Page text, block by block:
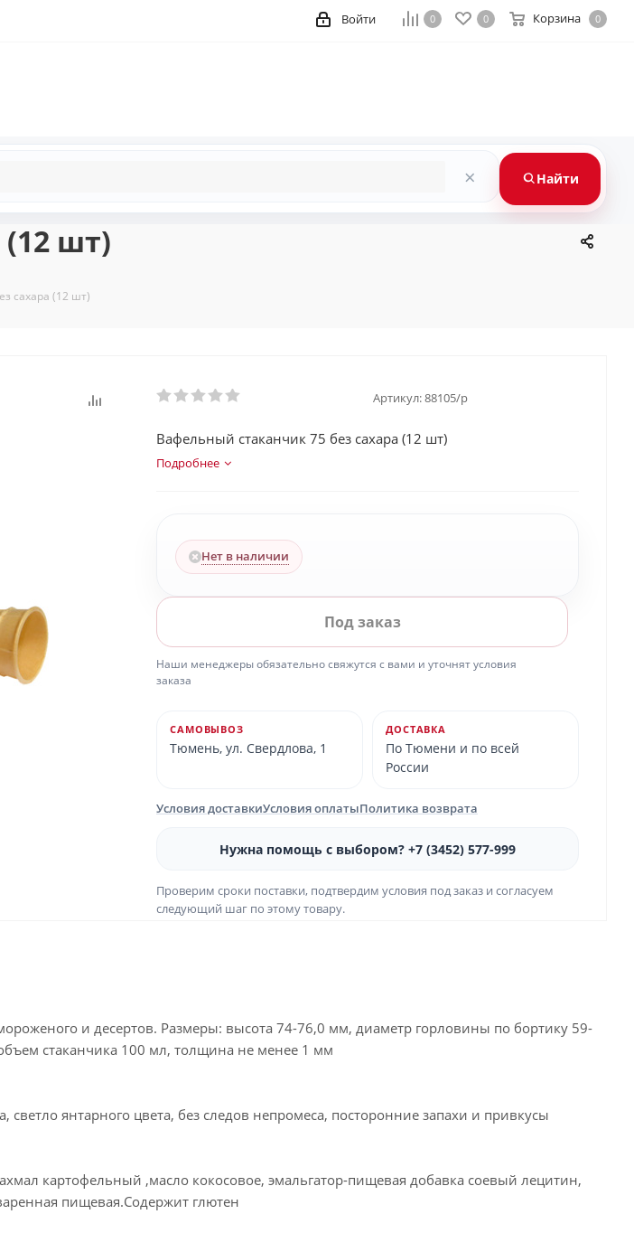
0 0 Корзина 0
Войти
× Найти
шт)
сахара (12 шт)
Артикул:88105/p
Вафельный стаканчик 75 без сахара (12 шт)
Подробнее
Нет в наличии
Под заказ
Наши менеджеры обязательно свяжутся с вами и уточнят условия
заказа
САМОВЫВОЗ
Тюмень, ул. Свердлова, 1
ДОСТАВКА
По Тюмени и по всей
России
Условия доставкиУсловия оплатыПолитика возврата
Нужна помощь с выбором? +7 (3452) 577-999
Проверим сроки поставки, подтвердим условия под заказ и согласуем
следующий шаг по этому товару.
и десертов. Размеры: высота 74-76,0 мм, диаметр горловины по бортику 59-
стаканчика 100 мл, толщина не менее 1 мм
светло янтарного цвета, без следов непромеса, посторонние запахи и привкусы
картофельный ,масло кокосовое, эмальгатор-пищевая добавка соевый лецитин,
пищевая.Содержит глютен